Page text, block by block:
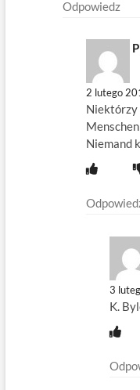
Odpowiedz
2 lutego
Niektórzy
Niemand
3
K.